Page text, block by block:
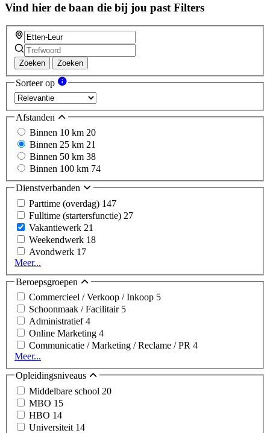
Vind hier de baan die bij jou past Filters
Zoeken Zoeken
Sorteer op
Afstanden
Binnen 10 km 20
Binnen 25 km 21
Binnen 50 km 38
Binnen 100 km 74
Dienstverbanden
Parttime (overdag) 147
Fulltime (startersfunctie) 27
Vakantiewerk 21
Weekendwerk 18
Avondwerk 17
Meer...
Beroepsgroepen
Commercieel / Verkoop / Inkoop 5
Schoonmaak / Facilitair 5
Administratief4
Online Marketing 4
Communicatie / Marketing / Reclame / PR 4
Meer...
Opleidingsniveaus
Middelbare school 20
MBO 15
HBO 14
Universiteit 14